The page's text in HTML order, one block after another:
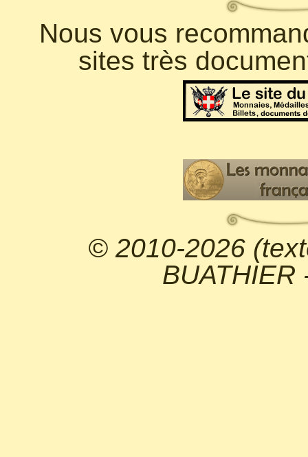
Nous vous
sites très
© 2010-2026
BUATHIER